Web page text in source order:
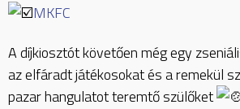
MKFC
A díjkiosztót követően még egy
az elfáradt játékosokat és a remekül
pazar hangulatot teremtő szülőket